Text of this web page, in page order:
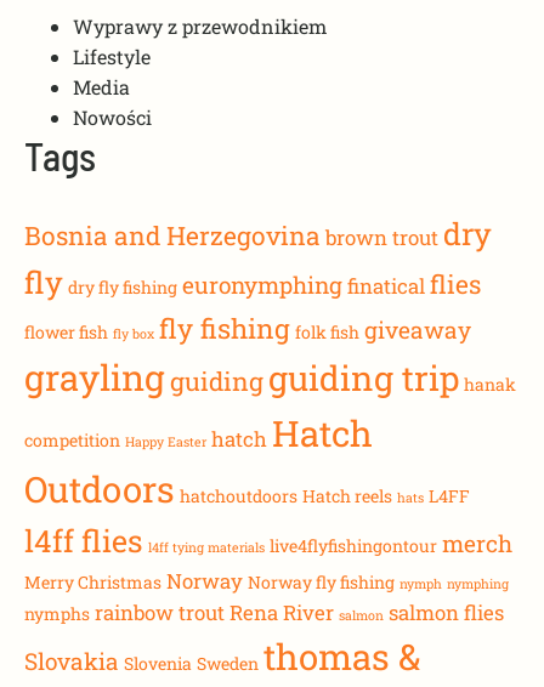
Wyprawy z przewodnikiem
Lifestyle
Media
Nowości
Tags
Bosnia and Herzegovina brown trout dry
fly dry fly fishing euronymphingfinaticalflies
flower fish fly box fly fishing folk fish giveaway
graylingguidingguiding trip hanak
competition Happy Easter hatch Hatch
Outdoors hatchoutdoors Hatch reels hats L4FF
l4ff flies l4ff tying materials live4flyfishingontour merch
Merry Christmas Norway Norway fly fishing nymph nymphing
nymphs rainbow troutRena River salmon salmon flies
Slovakia Slovenia Sweden thomas &